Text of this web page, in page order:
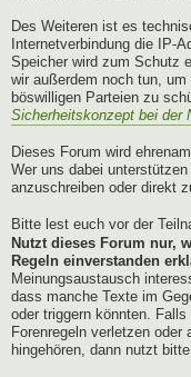
Des Weiteren ist es
Internetverbindung die IP-
Speicher wird zum Schutz
wir außerdem noch tun,
böswilligen Parteien zu
Sicherheitskonzept bei der
Dieses Forum wird
Wer uns dabei
anzuschreiben oder direkt
Bitte lest euch vor der
Nutzt dieses Forum nur,
Regeln einverstanden
Meinungsaustausch
dass manche Texte im
oder triggern könnten.
Forenregeln verletzen oder
hingehören, dann nutzt